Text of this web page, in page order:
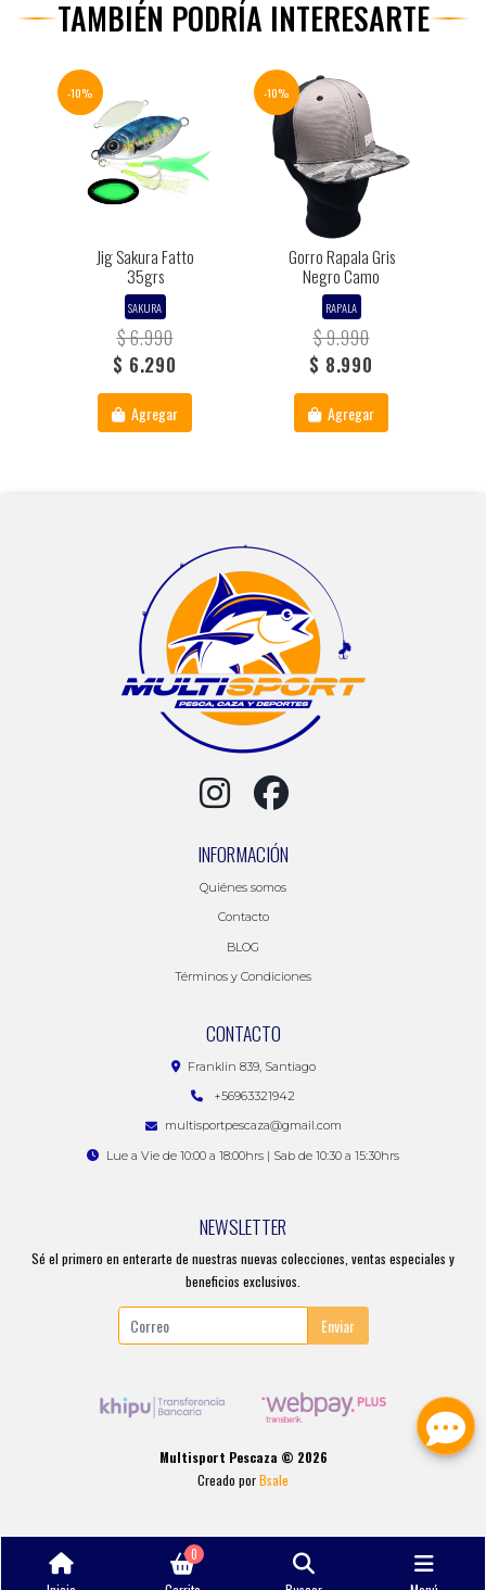
TAMBIÉN PODRÍA INTERESARTE
-10%
Jig Sakura Fatto
35grs
SAKURA
$ 6.990
$ 6.290
Agregar
-10%
Gorro Rapala Gris
Negro Camo
RAPALA
$ 9.990
$ 8.990
Agregar
INFORMACIÓN
Quiénes somos
Contacto
BLOG
Términos y Condiciones
CONTACTO
Franklin 839, Santiago
+56963321942
multisportpescaza@gmail.com
Lue a Vie de 10:00 a 18:00hrs | Sab de 10:30 a 15:30hrs
NEWSLETTER
Sé el primero en enterarte de nuestras nuevas colecciones, ventas especiales y
beneficios exclusivos.
Enviar
Multisport Pescaza © 2026
Creado porBsale
0